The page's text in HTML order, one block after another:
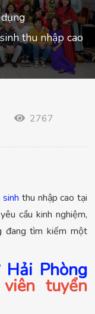
thu nhập cao
2767
thu nhập cao tại
cầu kinh nghiệm,
đang tìm kiếm một
Phòng
tuyển